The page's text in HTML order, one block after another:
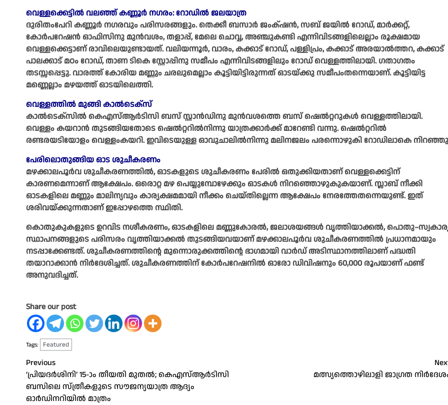
വെള്ളക്കെട്ടിൽ വലഞ്ഞ് കണ്ണൂർ നഗരം: റോഡിൽ ജലയാത്ര
ദുരിതംപേറി കണ്ണൂർ നഗരവും പരിസരങ്ങളും. തെക്കീ ബസാർ ജംക്‌ഷൻ, സബ് ജയിൽ റോഡ്, മാർക്കറ്റ്,
കോർപറേഷൻ ഓഫിസിനു മുൻവശം, തളാപ്പ്, മേലെ ചൊവ്വ, അഞ്ചുകണ്ടി എന്നിവിടങ്ങളിലെല്ലാം രൂക്ഷമായ
വെള്ളക്കെട്ടാണ് രാവിലെയുണ്ടായത്. വലിയന്നൂർ, വാരം, കക്കാട് റോഡ്, പള്ളിപ്രം, കക്കാട് അരയാൽത്തറ, കക്കാട്
പാലക്കാട് മഠം റോഡ്, താണ ടികെ സ്റ്റോപ്പിനു സമീപം എന്നിവിടങ്ങളിലും റോഡ് വെള്ളത്തിലായി. ഗതാഗതം
തടസ്സപ്പെട്ടു. വാരത്ത് കോരിയ മണ്ണും ചരലുമെല്ലാം കൂട്ടിയിട്ടിരുന്നത് ഓടയ്ക്കു സമീപംതന്നെയാണ്. കൂട്ടിയിട്ട
മണ്ണെല്ലാം മഴയത്ത് ഓടയിലെത്തി.
വെള്ളത്തിൽ മുങ്ങി കാൽടെക്സ്
കാൽടെക്സിൽ കെഎസ്ആർടിസി ബസ് സ്റ്റാൻഡിനു മുൻവശത്തെ ബസ് ഷെൽറ്ററുകൾ വെള്ളത്തിലായി.
വെള്ളം കയറാൻ തുടങ്ങിയതോടെ ഷെൽറ്ററിൽനിന്നു യാത്രക്കാർക്ക് മാറേണ്ടി വന്നു. ഷെൽറ്ററിൽ
രണ്ടരയടിയോളം വെള്ളംകയറി. ഇവിടെയുള്ള ഓവുചാലിൽനിന്നു മലിനജലം പരന്നൊഴുകി റോഡിലാകെ
പേരിലൊതുങ്ങിയ ഓട ശുചീകരണം
മഴക്കാലപൂർവ ശുചീകരണത്തിൽ, ഓടകളുടെ ശുചീകരണം പേരിൽ ഒതുക്കിയതാണ് വെള്ളക്കെട്ടിന്
കാരണമെന്നാണ് ആക്ഷേപം. ഒരൊറ്റ മഴ പെയ്യുമ്പോഴേക്കും ഓടകൾ നിറ‍ഞ്ഞൊഴുകുകയാണ്. സ്ലാബ് നീക്കി
ഓടകളിലെ മണ്ണും മാലിന്യവും കാര്യക്ഷമമായി നീക്കം ചെയ്തില്ലെന്ന ആക്ഷേപം നേരത്തേതന്നെയുണ്ട്. ഇത്
ശരിവയ്ക്കുന്നതാണ് ഇപ്പോഴത്തെ സ്ഥിതി.
കൊതുകുകളുടെ ഉറവിട നശീകരണം, ഓടകളിലെ മണ്ണുകോരൽ, ജലാശയങ്ങൾ വൃത്തിയാക്കൽ,
സ്ഥാപനങ്ങളുടെ പരിസരം വൃത്തിയാക്കൽ തുടങ്ങിയവയാണ് മഴക്കാലപൂർവ ശുചീകരണത്തിൽ പ്രധാനമായും
നടപ്പാക്കേണ്ടത്. ശുചീകരണത്തിന്റെ മുന്നൊരുക്കത്തിന്റെ ഭാഗമായി വാർഡ് അടിസ്ഥാനത്തിലാണ് പദ്ധതി
തയാറാക്കാൻ നിർദേശിച്ചത്. ശുചീകരണത്തിന് കോർപറേഷനിൽ ഓരോ ഡിവിഷനും 60,000 രൂപയാണ് ഫണ്ട്
അനുവദിച്ചത്.
Share our post
Tags: Featured
Post
navigation
Previous
‘പ്രിയദർശിനി’ 15-ാം തീയതി മുതൽ; കെഎസ്ആർടിസി
ബസിലെ സ്ത്രീകളുടെ സൗജന്യയാത്ര ആദ്യം
ഓർഡിനറിയിൽ മാത്രം
മത്സ്യത്തൊഴിലാളി ജാഗ്രത